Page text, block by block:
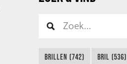
BRILLEN (742) BRIL (536)